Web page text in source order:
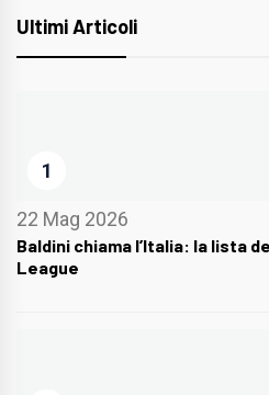
Ultimi Articoli
1
22 Mag 2026
Baldini chiama l’Italia: la lista
League